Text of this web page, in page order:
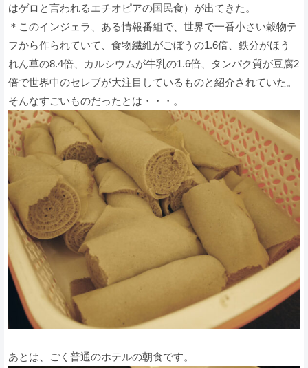
はゲロと言われるエチオピアの国民食）が出てきた。
＊このインジェラ、ある情報番組で、世界で一番小さい穀物テ
フから作られていて、食物繊維がごぼうの1.6倍、鉄分がほう
れん草の8.4倍、カルシウムが牛乳の1.6倍、タンパク質が豆腐2
倍で世界中のセレブが大注目しているものと紹介されていた。
そんなすごいものだったとは・・・。
あとは、ごく普通のホテルの朝食です。